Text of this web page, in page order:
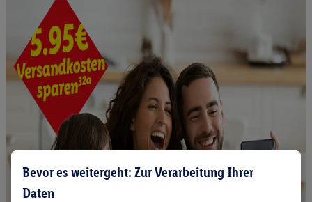
Bevor es weitergeht: Zur Verarbeitung Ihrer
Daten